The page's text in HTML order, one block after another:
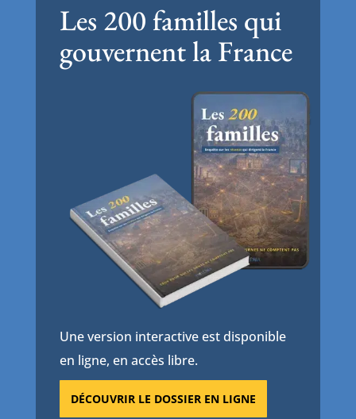
Les 200 familles qui
gouvernent la France
Une version interactive est disponible
en ligne, en accès libre.
DÉCOUVRIR LE DOSSIER EN LIGNE